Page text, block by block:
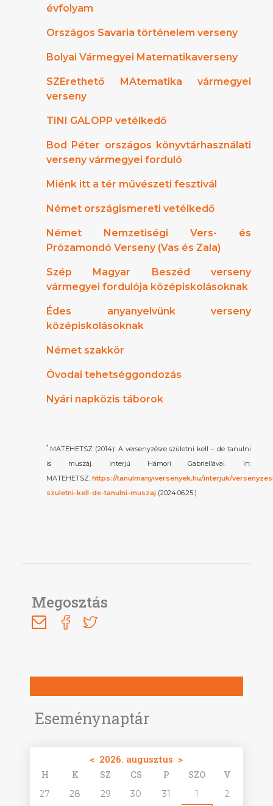
Eseménynaptár
< 2026. augusztus >
H K SZ CS P SZO V
27 28 29 30 31 1 2
évfolyam
Országos Savaria történelem verseny
Bolyai Vármegyei Matematikaverseny
SZErethető MAtematika vármegyei
verseny
TINI GALOPP vetélkedő
Bod Péter országos könyvtárhasználati
verseny vármegyei forduló
Miénk itt a tér művészeti fesztivál
Német országismereti vetélkedő
Német Nemzetiségi Vers- és
Prózamondó Verseny (Vas és Zala)
Szép Magyar Beszéd verseny
vármegyei fordulója középiskolásoknak
Édes anyanyelvünk verseny
középiskolásoknak
Német szakkör
Óvodai tehetséggondozás
Nyári napközis táborok
* MATEHETSZ (2014): A versenyzésre születni kell – de tanulni
is muszáj. Interjú Hámori Gabriellával. In:
MATEHETSZ. https://tanulmanyiversenyek.hu/interjuk/
szuletni-kell-de-tanulni-muszaj (2024.06.25.)
Megosztás